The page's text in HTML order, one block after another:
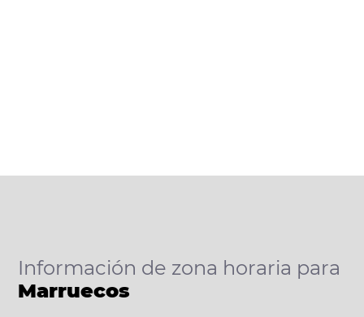
Información de zona horaria para
Marruecos